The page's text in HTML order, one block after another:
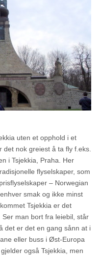
uten et opphold i et
nok greiest å ta fly f.eks.
i Tsjekkia, Praha. Her
flyselskaper, som
– Norwegian
smak og ikke minst
Tsjekkia er det
man bort fra leiebil, står
det er det en gang sånn at i
eller buss i Øst-Europa
også Tsjekkia, men